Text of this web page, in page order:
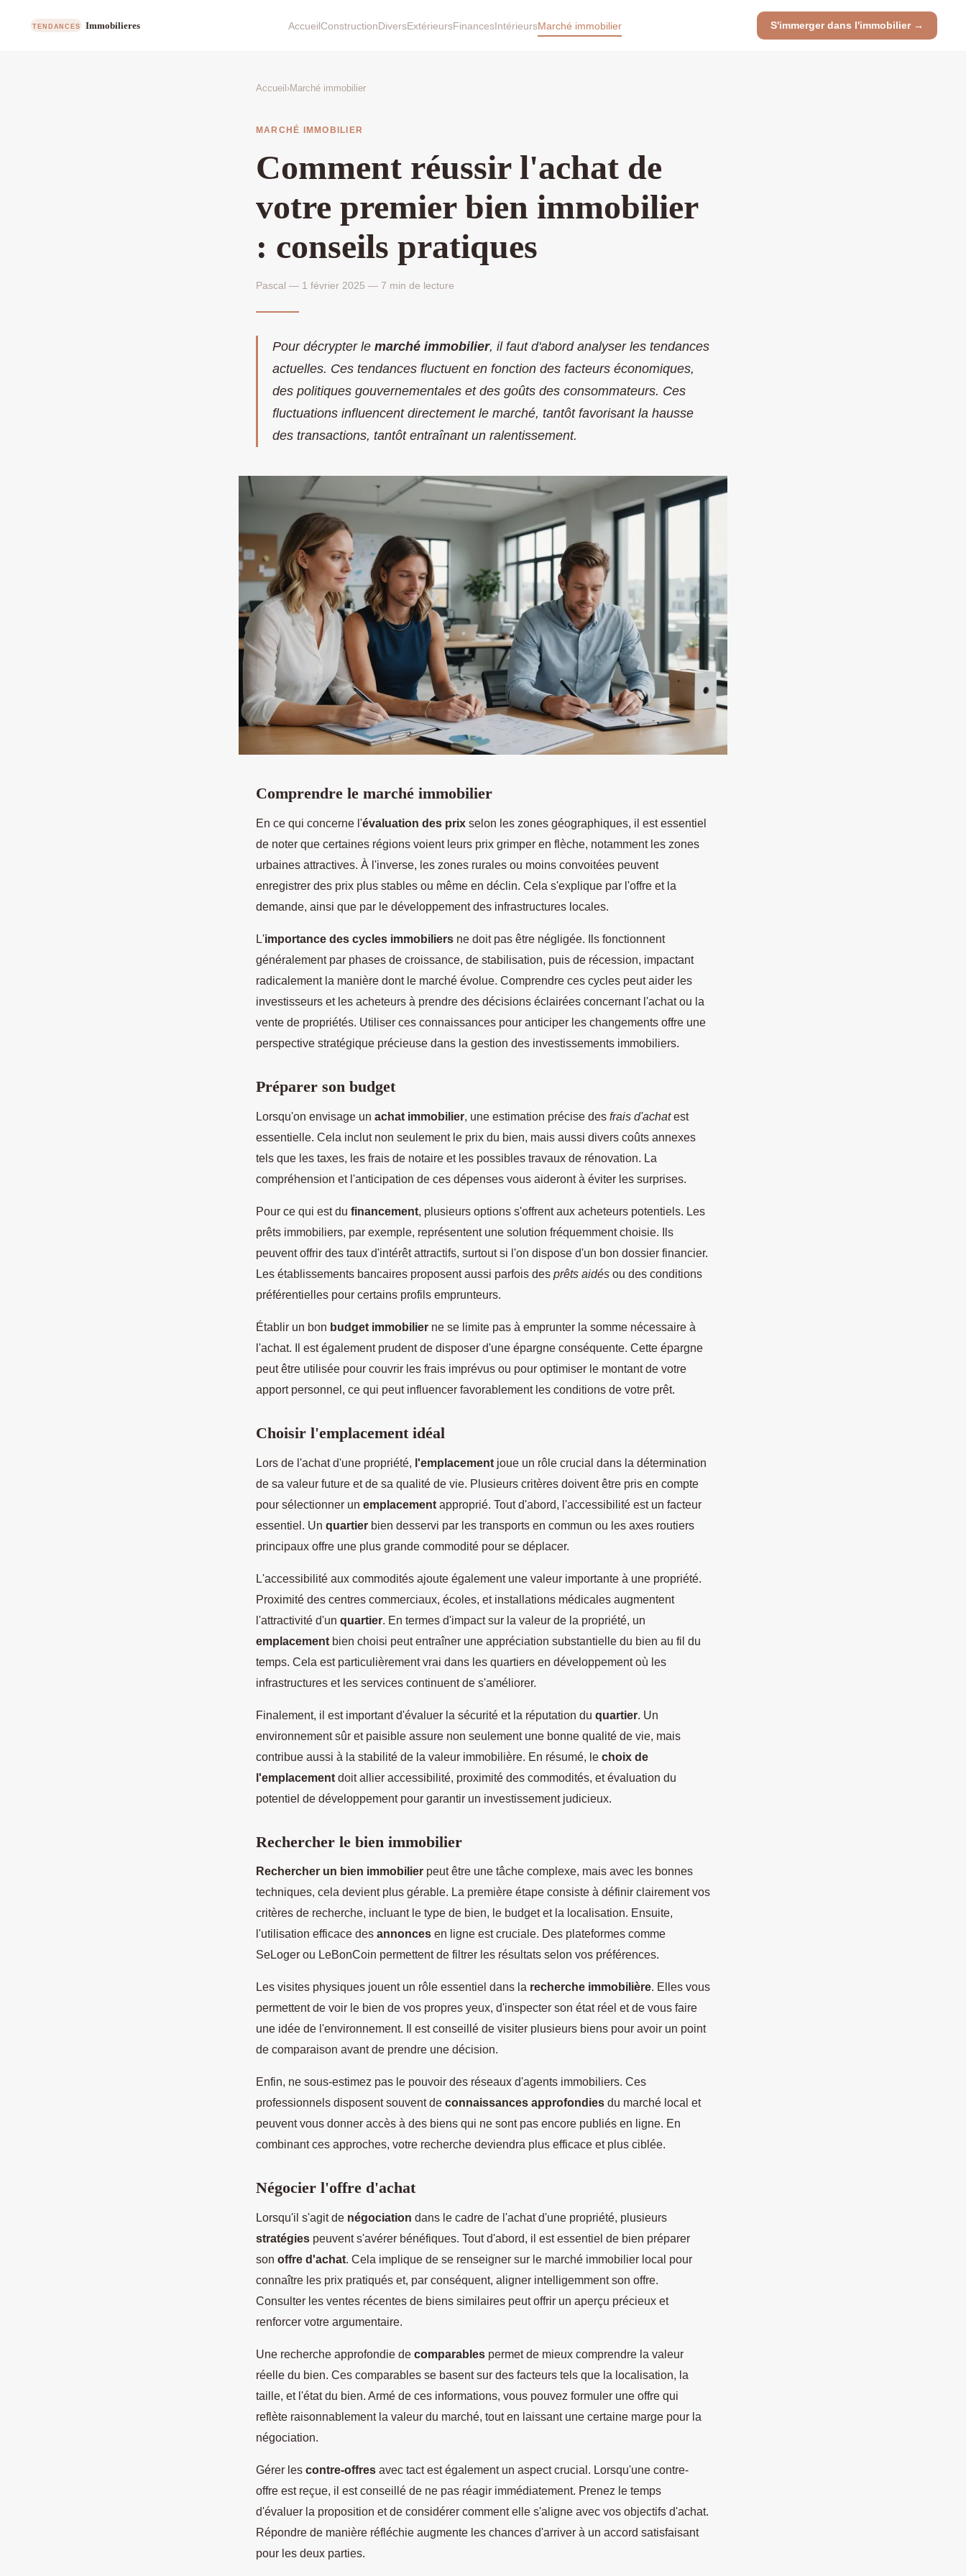
AccueilConstructionDiversExtérieursFinancesIntérieursMarché immobilier S'immerger dans l'immobilier →
Accueil ›Marché immobilier
MARCHÉ IMMOBILIER
Comment réussir l'achat de
votre premier bien immobilier
: conseils pratiques
Pascal — 1 février 2025 — 7 min de lecture
Pour décrypter le marché immobilier, il faut d'abord analyser les tendances
actuelles. Ces tendances fluctuent en fonction des facteurs économiques,
des politiques gouvernementales et des goûts des consommateurs. Ces
fluctuations influencent directement le marché, tantôt favorisant la hausse
des transactions, tantôt entraînant un ralentissement.
Comprendre le marché immobilier
En ce qui concerne l'évaluation des prix selon les zones géographiques, il est essentiel
de noter que certaines régions voient leurs prix grimper en flèche, notamment les zones
urbaines attractives. À l'inverse, les zones rurales ou moins convoitées peuvent
enregistrer des prix plus stables ou même en déclin. Cela s'explique par l'offre et la
demande, ainsi que par le développement des infrastructures locales.
L'importance des cycles immobiliers ne doit pas être négligée. Ils fonctionnent
généralement par phases de croissance, de stabilisation, puis de récession, impactant
radicalement la manière dont le marché évolue. Comprendre ces cycles peut aider les
investisseurs et les acheteurs à prendre des décisions éclairées concernant l'achat ou la
vente de propriétés. Utiliser ces connaissances pour anticiper les changements offre une
perspective stratégique précieuse dans la gestion des investissements immobiliers.
Préparer son budget
Lorsqu'on envisage un achat immobilier, une estimation précise des frais d'achatest
essentielle. Cela inclut non seulement le prix du bien, mais aussi divers coûts annexes
tels que les taxes, les frais de notaire et les possibles travaux de rénovation. La
compréhension et l'anticipation de ces dépenses vous aideront à éviter les surprises.
Pour ce qui est du financement, plusieurs options s'offrent aux acheteurs potentiels. Les
prêts immobiliers, par exemple, représentent une solution fréquemment choisie. Ils
peuvent offrir des taux d'intérêt attractifs, surtout si l'on dispose d'un bon dossier financier.
Les établissements bancaires proposent aussi parfois des prêts aidés ou des conditions
préférentielles pour certains profils emprunteurs.
Établir un bon budget immobilier ne se limite pas à emprunter la somme nécessaire à
l'achat. Il est également prudent de disposer d'une épargne conséquente. Cette épargne
peut être utilisée pour couvrir les frais imprévus ou pour optimiser le montant de votre
apport personnel, ce qui peut influencer favorablement les conditions de votre prêt.
Choisir l'emplacement idéal
Lors de l'achat d'une propriété, l'emplacement joue un rôle crucial dans la détermination
de sa valeur future et de sa qualité de vie. Plusieurs critères doivent être pris en compte
pour sélectionner un emplacement approprié. Tout d'abord, l'accessibilité est un facteur
essentiel. Un quartier bien desservi par les transports en commun ou les axes routiers
principaux offre une plus grande commodité pour se déplacer.
L'accessibilité aux commodités ajoute également une valeur importante à une propriété.
Proximité des centres commerciaux, écoles, et installations médicales augmentent
l'attractivité d'un quartier . En termes d'impact sur la valeur de la propriété, un
emplacement bien choisi peut entraîner une appréciation substantielle du bien au fil du
temps. Cela est particulièrement vrai dans les quartiers en développement où les
infrastructures et les services continuent de s'améliorer.
Finalement, il est important d'évaluer la sécurité et la réputation du quartier . Un
environnement sûr et paisible assure non seulement une bonne qualité de vie, mais
contribue aussi à la stabilité de la valeur immobilière. En résumé, le choix de
l'emplacement doit allier accessibilité, proximité des commodités, et évaluation du
potentiel de développement pour garantir un investissement judicieux.
Rechercher le bien immobilier
Rechercher un bien immobilier peut être une tâche complexe, mais avec les bonnes
techniques, cela devient plus gérable. La première étape consiste à définir clairement vos
critères de recherche, incluant le type de bien, le budget et la localisation. Ensuite,
l'utilisation efficace des annonces en ligne est cruciale. Des plateformes comme
SeLoger ou LeBonCoin permettent de filtrer les résultats selon vos préférences.
Les visites physiques jouent un rôle essentiel dans la recherche immobilière. Elles vous
permettent de voir le bien de vos propres yeux, d'inspecter son état réel et de vous faire
une idée de l'environnement. Il est conseillé de visiter plusieurs biens pour avoir un point
de comparaison avant de prendre une décision.
Enfin, ne sous-estimez pas le pouvoir des réseaux d'agents immobiliers. Ces
professionnels disposent souvent de connaissances approfondies du marché local et
peuvent vous donner accès à des biens qui ne sont pas encore publiés en ligne. En
combinant ces approches, votre recherche deviendra plus efficace et plus ciblée.
Négocier l'offre d'achat
Lorsqu'il s'agit de négociation dans le cadre de l'achat d'une propriété, plusieurs
stratégies peuvent s'avérer bénéfiques. Tout d'abord, il est essentiel de bien préparer
son offre d'achat. Cela implique de se renseigner sur le marché immobilier local pour
connaître les prix pratiqués et, par conséquent, aligner intelligemment son offre.
Consulter les ventes récentes de biens similaires peut offrir un aperçu précieux et
renforcer votre argumentaire.
Une recherche approfondie de comparables permet de mieux comprendre la valeur
réelle du bien. Ces comparables se basent sur des facteurs tels que la localisation, la
taille, et l'état du bien. Armé de ces informations, vous pouvez formuler une offre qui
reflète raisonnablement la valeur du marché, tout en laissant une certaine marge pour la
négociation.
Gérer les contre-offres avec tact est également un aspect crucial. Lorsqu'une contre-
offre est reçue, il est conseillé de ne pas réagir immédiatement. Prenez le temps
d'évaluer la proposition et de considérer comment elle s'aligne avec vos objectifs d'achat.
Répondre de manière réfléchie augmente les chances d'arriver à un accord satisfaisant
pour les deux parties.